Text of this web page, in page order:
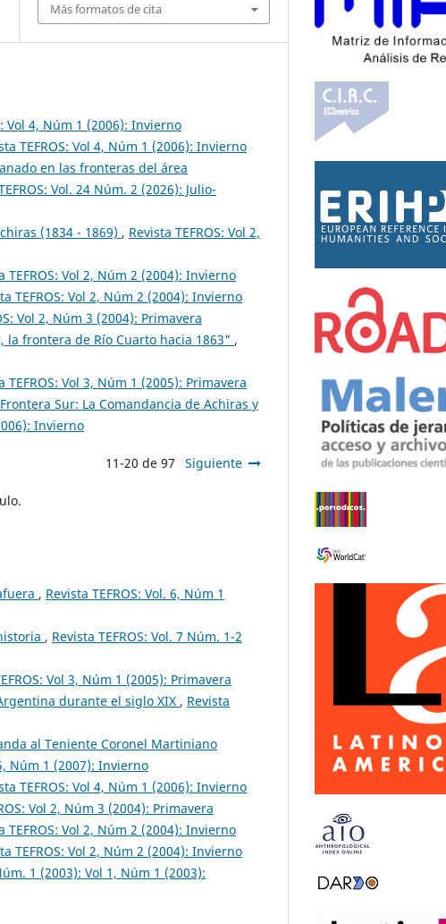
Más formatos de cita
Vol 4, Núm 1 (2006): Invierno
TEFROS: Vol 4, Núm 1 (2006): Invierno
en las fronteras del área
Vol. 24 Núm. 2 (2026): Julio-
(1834 - 1869) , Revista TEFROS: Vol 2,
TEFROS: Vol 2, Núm 2 (2004): Invierno
TEFROS: Vol 2, Núm 2 (2004): Invierno
Vol 2, Núm 3 (2004): Primavera
frontera de Río Cuarto hacia 1863" ,
TEFROS: Vol 3, Núm 1 (2005): Primavera
Sur: La Comandancia de Achiras y
Invierno
11-20 de 97 Siguiente
, Revista TEFROS: Vol. 6, Núm 1
, Revista TEFROS: Vol. 7 Núm. 1-2
Vol 3, Núm 1 (2005): Primavera
durante el siglo XIX , Revista
al Teniente Coronel Martiniano
Núm 1 (2007): Invierno
TEFROS: Vol 4, Núm 1 (2006): Invierno
Vol 2, Núm 3 (2004): Primavera
TEFROS: Vol 2, Núm 2 (2004): Invierno
TEFROS: Vol 2, Núm 2 (2004): Invierno
1 (2003): Vol 1, Núm 1 (2003):